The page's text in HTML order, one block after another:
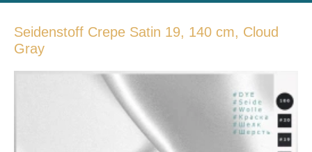
Seidenstoff Crepe Satin 19, 140 cm, Cloud
Gray